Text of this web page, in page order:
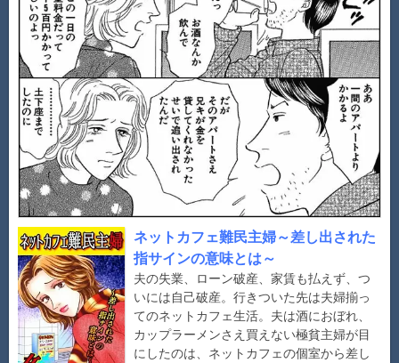
ネットカフェ難民主婦～差し出された
指サインの意味とは～
夫の失業、ローン破産、家賃も払えず、つ
いには自己破産。行きついた先は夫婦揃っ
てのネットカフェ生活。夫は酒におぼれ、
カップラーメンさえ買えない極貧主婦が目
にしたのは、ネットカフェの個室から差し